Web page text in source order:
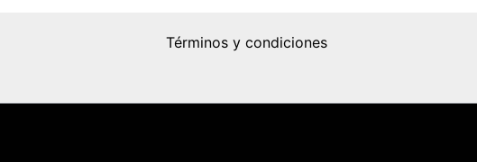
Términos y condiciones